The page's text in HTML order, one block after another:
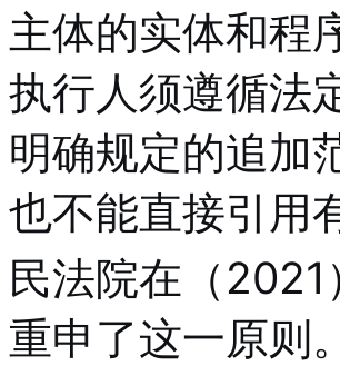
主体的实体和程
执行人须遵循法
明确规定的追加
也不能直接引用
民法院在（
重申了这一原则。